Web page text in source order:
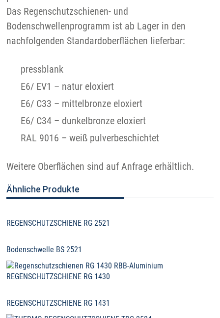
Das Regenschutzschienen- und
Bodenschwellenprogramm ist ab Lager in den
nachfolgenden Standardoberflächen lieferbar:
pressblank
E6/ EV1 – natur eloxiert
E6/ C33 – mittelbronze eloxiert
E6/ C34 – dunkelbronze eloxiert
RAL 9016 – weiß pulverbeschichtet
Weitere Oberflächen sind auf Anfrage erhältlich.
Ähnliche Produkte
REGENSCHUTZSCHIENE RG 2521
Bodenschwelle BS 2521
REGENSCHUTZSCHIENE RG 1430
REGENSCHUTZSCHIENE RG 1431